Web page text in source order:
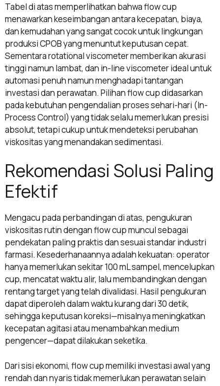
Tabel di atas memperlihatkan bahwa flow cup
menawarkan keseimbangan antara kecepatan, biaya,
dan kemudahan yang sangat cocok untuk lingkungan
produksi CPOB yang menuntut keputusan cepat.
Sementara rotational viscometer memberikan akurasi
tinggi namun lambat, dan in-line viscometer ideal untuk
automasi penuh namun menghadapi tantangan
investasi dan perawatan. Pilihan flow cup didasarkan
pada kebutuhan pengendalian proses sehari-hari (In-
Process Control) yang tidak selalu memerlukan presisi
absolut, tetapi cukup untuk mendeteksi perubahan
viskositas yang menandakan sedimentasi.
Rekomendasi Solusi Paling
Efektif
Mengacu pada perbandingan di atas, pengukuran
viskositas rutin dengan flow cup muncul sebagai
pendekatan paling praktis dan sesuai standar industri
farmasi. Kesederhanaannya adalah kekuatan: operator
hanya memerlukan sekitar 100 mL sampel, mencelupkan
cup, mencatat waktu alir, lalu membandingkan dengan
rentang target yang telah divalidasi. Hasil pengukuran
dapat diperoleh dalam waktu kurang dari 30 detik,
sehingga keputusan koreksi—misalnya meningkatkan
kecepatan agitasi atau menambahkan medium
pengencer—dapat dilakukan seketika.
Dari sisi ekonomi, flow cup memiliki investasi awal yang
rendah dan nyaris tidak memerlukan perawatan selain